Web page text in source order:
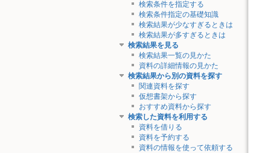
検索条件を指定する
検索条件指定の基礎知識
検索結果が少なすぎるときは
検索結果が多すぎるときは
検索結果を見る
検索結果一覧の見かた
資料の詳細情報の見かた
検索結果から別の資料を探す
関連資料を探す
仮想書架から探す
おすすめ資料から探す
検索した資料を利用する
資料を借りる
資料を予約する
資料の情報を使って依頼する